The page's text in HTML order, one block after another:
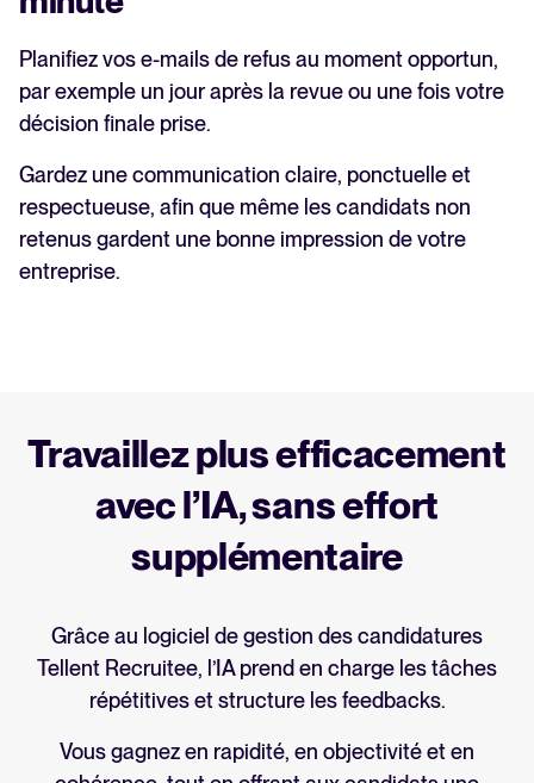
Planifiez vos e-mails de refus au moment opportun,
par exemple un jour après la revue ou une fois votre
décision finale prise.
Gardez une communication claire, ponctuelle et
respectueuse, afin que même les candidats non
retenus gardent une bonne impression de votre
entreprise.
Travaillez plus efficacement
avec l’IA, sans effort
supplémentaire
Grâce au logiciel de gestion des candidatures
Tellent Recruitee, l’IA prend en charge les tâches
répétitives et structure les feedbacks.
Vous gagnez en rapidité, en objectivité et en